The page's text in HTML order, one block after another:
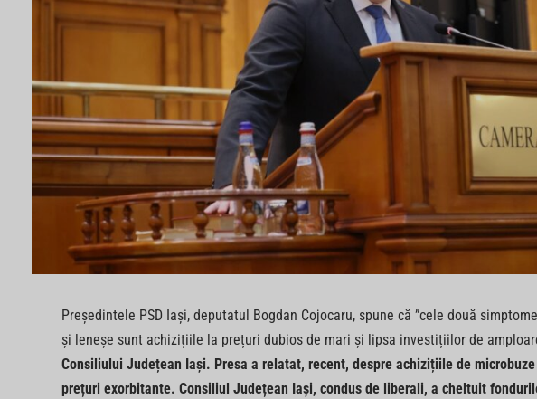
Președintele PSD Iași, deputatul Bogdan Cojocaru, spune că ”cele două
și leneșe sunt achizițiile la prețuri dubios de mari și lipsa investițiilor de
Consiliului Județean Iași. Presa a relatat, recent, despre achizițiile de
prețuri exorbitante. Consiliul Județean Iași, condus de liberali, a cheltuit